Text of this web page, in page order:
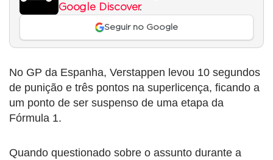
Google Discover.
Seguir no Google
No GP da Espanha, Verstappen levou 10 segundos
de punição e três pontos na superlicença, ficando a
um ponto de ser suspenso de uma etapa da
Fórmula 1.
Quando questionado sobre o assunto durante a